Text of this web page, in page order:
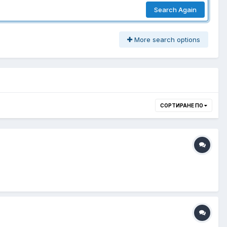
Search Again
More search options
СОРТИРАНЕ ПО